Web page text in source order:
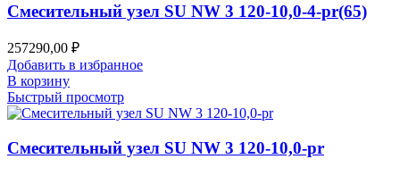
Смесительный узел SU NW 3 120-10,0-4-pr(65)
257290,00 ₽
Добавить в избранное
В корзину
Быстрый просмотр
Смесительный узел SU NW 3 120-10,0-pr